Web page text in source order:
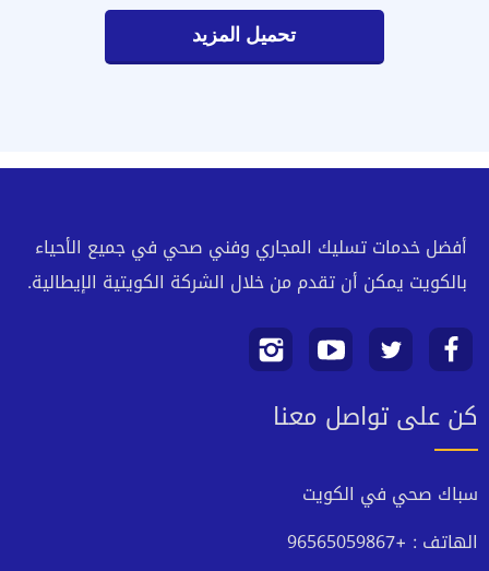
تحميل المزيد
أفضل خدمات تسليك المجاري وفني صحي في جميع الأحياء
بالكويت يمكن أن تقدم من خلال الشركة الكويتية الإيطالية.
تابعنا
على
تابعنا
على
تابعنا
على
تابعنا
كن على تواصل معنا
سباك صحي في الكويت
الهاتف : +96565059867